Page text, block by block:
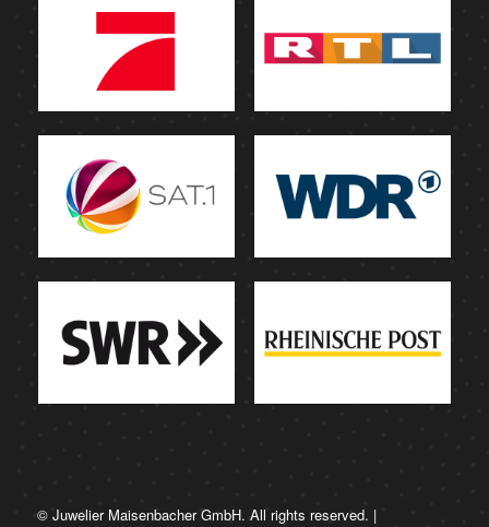
© Juwelier Maisenbacher GmbH. All rights reserved. |